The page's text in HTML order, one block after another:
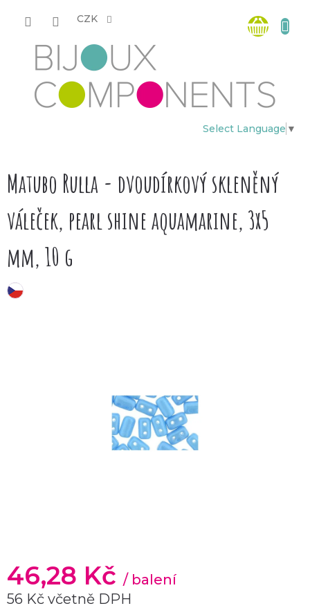
CZK
Select Language ▼
košík
Matubo Rulla - dvoudírkový skleněný
váleček, pearl shine aquamarine, 3x5
mm, 10 g
46,28 Kč / balení
56 Kč včetně DPH